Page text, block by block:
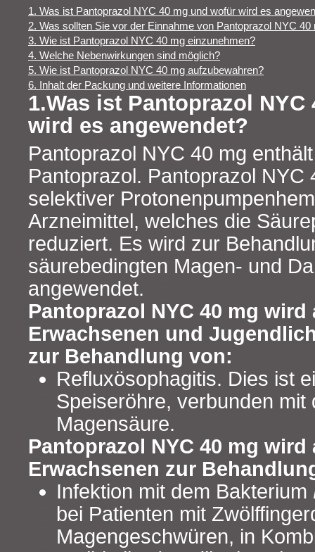
1. Was ist Pantoprazol NYC 40 mg und wofür wird es
2. Was sollten Sie vor der Einnahme von Pantoprazol NYC 40
3. Wie ist Pantoprazol NYC 40 mg einzunehmen?
4. Welche Nebenwirkungen sind möglich?
5. Wie ist Pantoprazol NYC 40 mg aufzubewahren?
6. Inhalt der Packung und weitere Informationen
1.Was ist Pantoprazol
wird es angewendet?
Pantoprazol NYC 40 mg
Pantoprazol. Pantoprazol NYC
selektiver
Arzneimittel, welches die
reduziert. Es wird zur
säurebedingten Magen- und
angewendet.
Pantoprazol NYC 40 mg
Erwachsenen und
zur Behandlung von:
Refluxösophagitis. Dies ist
Speiseröhre, verbunden
Magensäure.
Pantoprazol NYC 40 mg
Erwachsenen zur
Infektion mit dem Bakterium
bei Patienten mit
Magengeschwüren, in